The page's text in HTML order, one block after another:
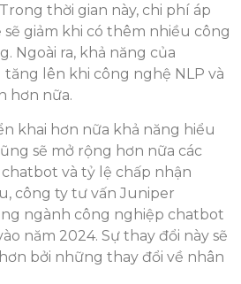
thời gian này, chi phí áp
giảm khi có thêm nhiều công
Ngoài ra, khả năng của
lên khi công nghệ NLP và
hơn nữa.
khai hơn nữa khả năng hiểu
sẽ mở rộng hơn nữa các
và tỷ lệ chấp nhận
công ty tư vấn Juniper
ngành công nghiệp chatbot
năm 2024. Sự thay đổi này sẽ
bởi những thay đổi về nhân